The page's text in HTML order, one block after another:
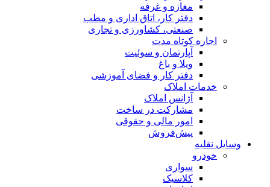
مغازه و غرفه
دفتر کار، اتاق اداری و مطب
صنعتی،‌ کشاورزی و تجاری
اجاره کوتاه مدت
آپارتمان و سوئیت
ویلا و باغ
دفتر کار و فضای آموزشی
خدمات املاک
آژانس املاک
مشارکت در ساخت
امور مالی و حقوقی
پیش‌فروش
وسایل نقلیه
خودرو
سواری
کلاسیک